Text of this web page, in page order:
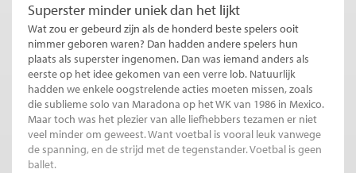
Superster minder uniek dan het lijkt
Wat zou er gebeurd zijn als de honderd beste spelers ooit
nimmer geboren waren? Dan hadden andere spelers hun
plaats als superster ingenomen. Dan was iemand anders als
eerste op het idee gekomen van een verre lob. Natuurlijk
hadden we enkele oogstrelende acties moeten missen, zoals
die sublieme solo van Maradona op het WK van 1986 in Mexico.
Maar toch was het plezier van alle liefhebbers tezamen er niet
veel minder om geweest. Want voetbal is vooral leuk vanwege
de spanning, en de strijd met de tegenstander. Voetbal is geen
ballet.